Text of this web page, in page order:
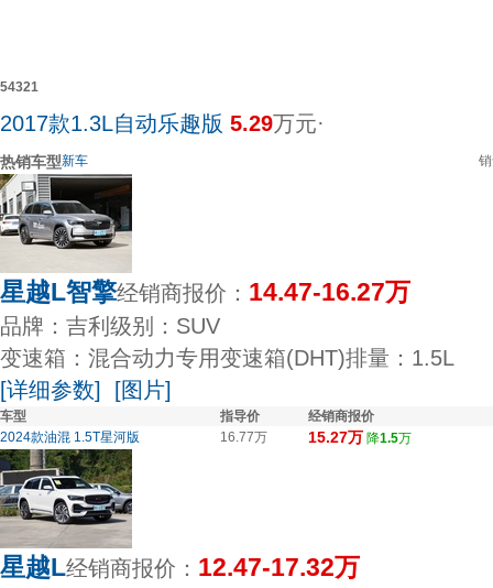
54321
2017款1.3L自动乐趣版 5.29万元·
热销车型新车
星越L智擎经销商报价： 14.47-16.27万
品牌：吉利 级别：SUV
变速箱：混合动力专用变速箱(DHT)排量：1.5L
[详细参数]
[图片]
车型 指导价
经销商报价
2024款油混 1.5T星河版
16.77万 15.27万 降1.5万
星越L经销商报价： 12.47-17.32万